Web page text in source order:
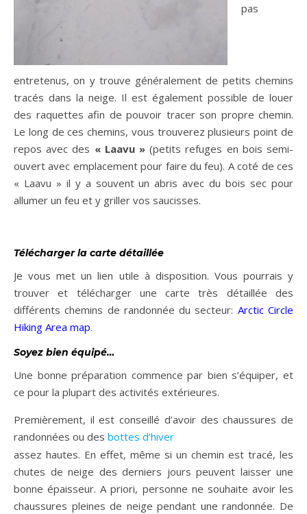
pas
entretenus, on y trouve généralement de petits chemins
tracés dans la neige. Il est également possible de louer
des raquettes afin de pouvoir tracer son propre chemin.
Le long de ces chemins, vous trouverez plusieurs point de
repos avec des « Laavu » (petits refuges en bois semi-
ouvert avec emplacement pour faire du feu). A coté de ces
« Laavu » il y a souvent un abris avec du bois sec pour
allumer un feu et y griller vos saucisses.
Télécharger la carte détaillée
Je vous met un lien utile à disposition. Vous pourrais y
trouver et télécharger une carte très détaillée des
différents chemins de randonnée du secteur: Arctic Circle
Hiking Area map.
Soyez bien équipé…
Une bonne préparation commence par bien s’équiper, et
ce pour la plupart des activités extérieures.
Premièrement, il est conseillé d’avoir des chaussures de
randonnées ou des bottes d’hiver
assez hautes. En effet, même si un chemin est tracé, les
chutes de neige des derniers jours peuvent laisser une
bonne épaisseur. A priori, personne ne souhaite avoir les
chaussures pleines de neige pendant une randonnée. De